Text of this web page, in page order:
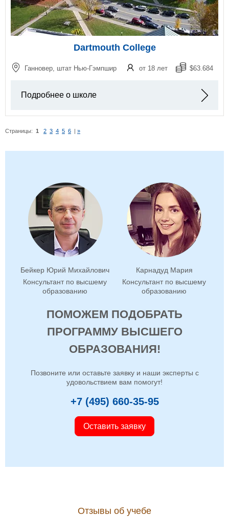
Dartmouth College
Ганновер, штат Нью-Гэмпшир от 18 лет $63.684
Подробнее о школе
Страницы: 1 2 3 4 5 6 | »
ПОМОЖЕМ ПОДОБРАТЬ
ПРОГРАММУ ВЫСШЕГО
ОБРАЗОВАНИЯ!
Позвоните или оставьте заявку и наши эксперты с
удовольствием вам помогут!
+7 (495) 660-35-95
Оставить заявку
Бейкер Юрий Михайлович
Консультант по высшему
образованию
Карнадуд Мария
Консультант по высшему
образованию
Отзывы об учебе